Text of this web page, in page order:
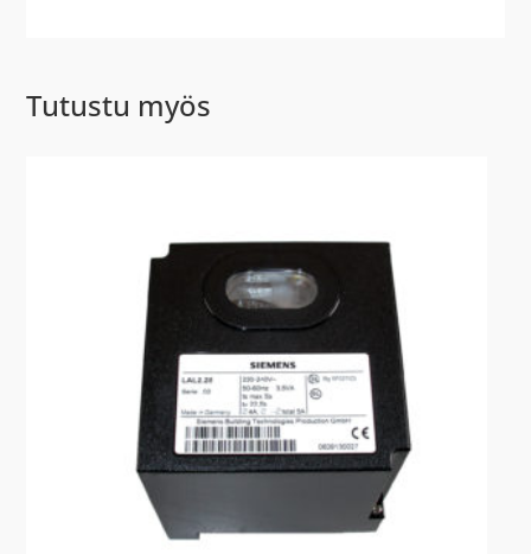
Tutustu myös